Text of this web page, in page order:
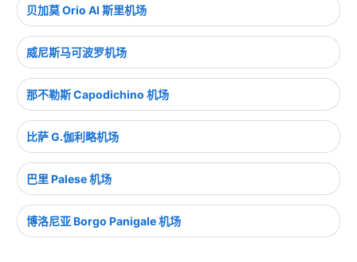
贝加莫 Orio Al 斯里机场
威尼斯马可波罗机场
那不勒斯 Capodichino 机场
比萨 G.伽利略机场
巴里 Palese 机场
博洛尼亚 Borgo Panigale 机场